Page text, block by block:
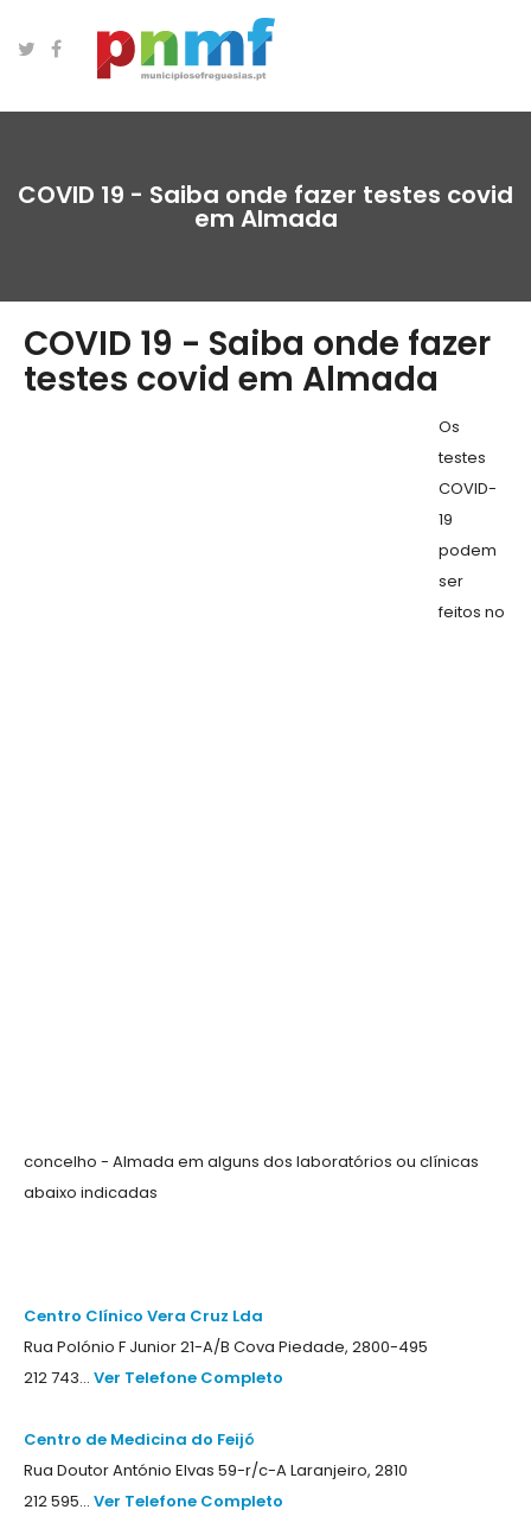
COVID 19 - Saiba onde fazer testes covid
em Almada
COVID 19 - Saiba onde fazer
testes covid em Almada
Os
testes
COVID-
19
podem
ser
feitos no
concelho - Almada em alguns dos laboratórios ou clínicas
abaixo indicadas
Centro Clínico Vera Cruz Lda
Rua Polónio F Junior 21-A/B Cova Piedade, 2800-495
212 743... Ver Telefone Completo
Centro de Medicina do Feijó
Rua Doutor António Elvas 59-r/c-A Laranjeiro, 2810
212 595... Ver Telefone Completo